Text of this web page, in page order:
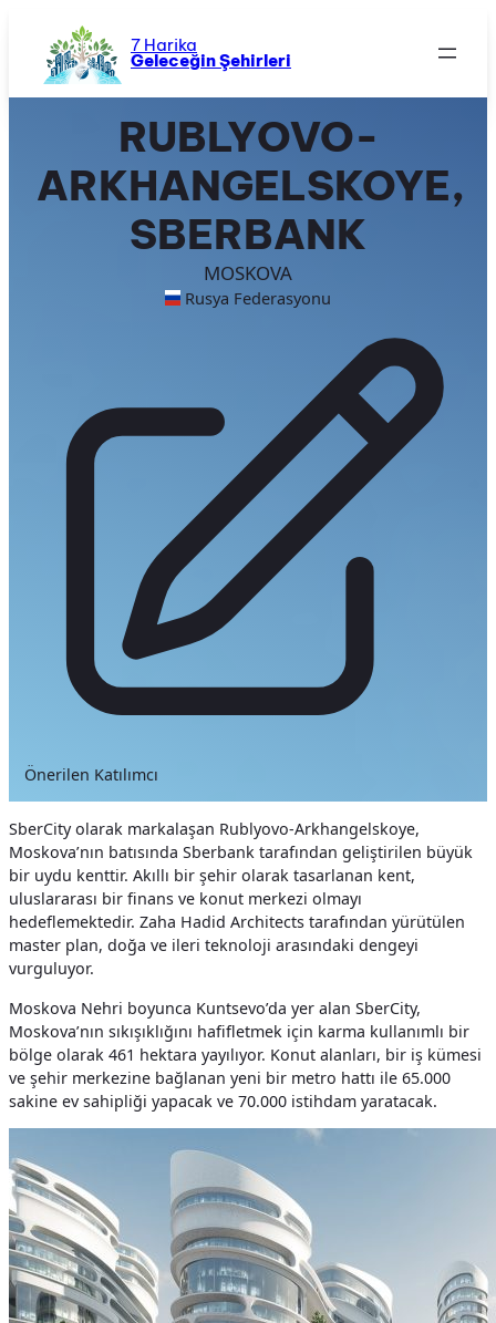
7 Harika
Geleceğin Şehirleri
RUBLYOVO-
ARKHANGELSKOYE,
SBERBANK
MOSKOVA
Rusya Federasyonu
Önerilen Katılımcı
SberCity olarak markalaşan Rublyovo-Arkhangelskoye,
Moskova’nın batısında Sberbank tarafından geliştirilen büyük
bir uydu kenttir. Akıllı bir şehir olarak tasarlanan kent,
uluslararası bir finans ve konut merkezi olmayı
hedeflemektedir. Zaha Hadid Architects tarafından yürütülen
master plan, doğa ve ileri teknoloji arasındaki dengeyi
vurguluyor.
Moskova Nehri boyunca Kuntsevo’da yer alan SberCity,
Moskova’nın sıkışıklığını hafifletmek için karma kullanımlı bir
bölge olarak 461 hektara yayılıyor. Konut alanları, bir iş kümesi
ve şehir merkezine bağlanan yeni bir metro hattı ile 65.000
sakine ev sahipliği yapacak ve 70.000 istihdam yaratacak.